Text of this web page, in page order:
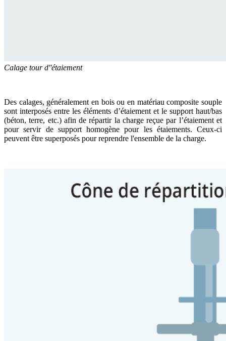
Calage tour d''étaiement
Des calages, généralement en bois ou en matériau composite souple
sont interposés entre les éléments d’étaiement et le support haut/bas
(béton, terre, etc.) afin de répartir la charge reçue par l’étaiement et
pour servir de support homogène pour les étaiements. Ceux-ci
peuvent être superposés pour reprendre l'ensemble de la charge.